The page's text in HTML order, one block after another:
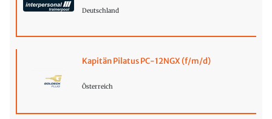
Deutschland
Kapitän Pilatus PC-12NGX (f/m/d)
Österreich